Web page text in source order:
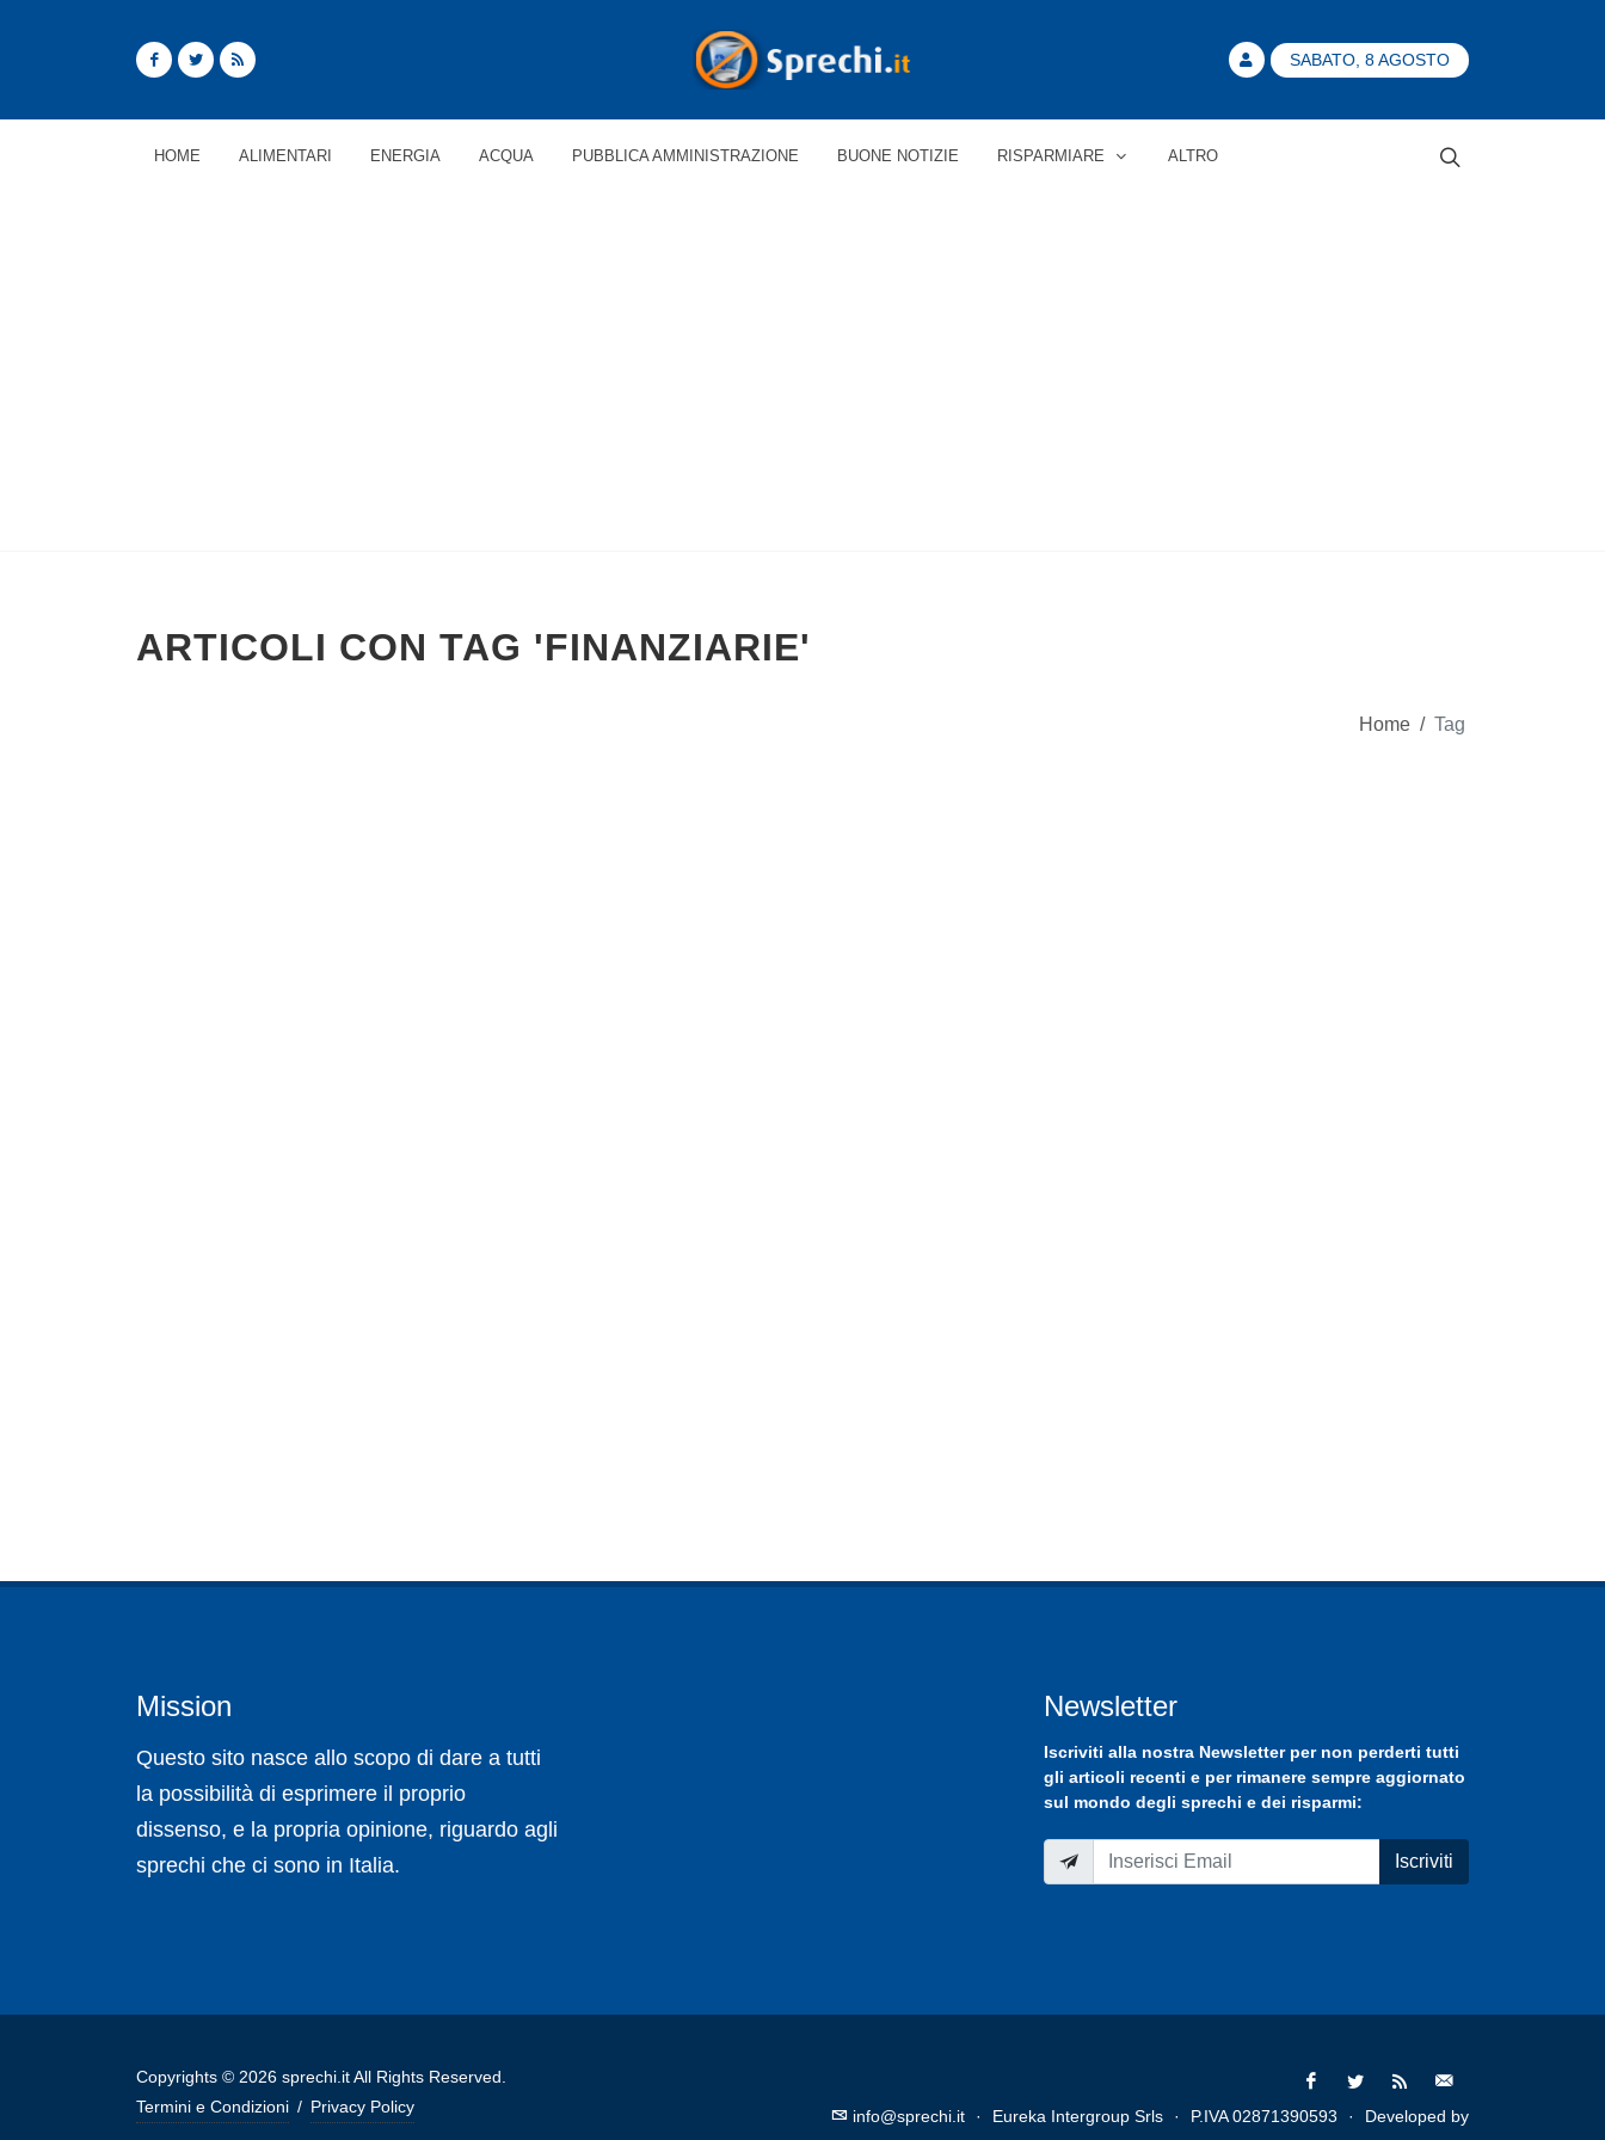
SABATO, 8 AGOSTO
HOME ALIMENTARI ENERGIA ACQUA PUBBLICA AMMINISTRAZIONE BUONE NOTIZIE RISPARMIARE ALTRO
ARTICOLI CON TAG 'FINANZIARIE'
Home / Tag
Mission
Questo sito nasce allo scopo di dare a tutti
la possibilità di esprimere il proprio
dissenso, e la propria opinione, riguardo agli
sprechi che ci sono in Italia.
Newsletter
Iscriviti alla nostra Newsletterper non perderti tutti
gli articoli recenti e per rimanere sempre aggiornato
sul mondo degli sprechi e dei risparmi:
Iscriviti
Copyrights © 2026 sprechi.it All Rights Reserved.
Termini e Condizioni / Privacy Policy info@sprechi.it · Eureka Intergroup Srls · P.IVA 02871390593 ·
Developed by